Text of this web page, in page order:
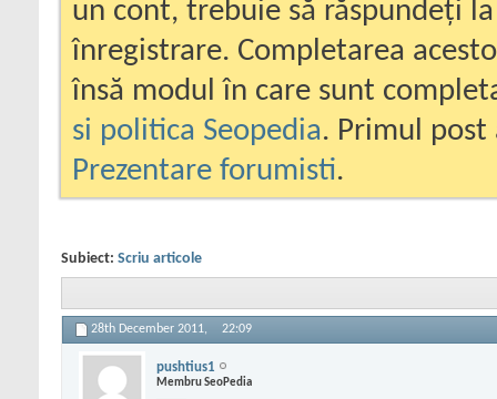
un cont, trebuie să răspundeți
înregistrare. Completarea
însă modul în care sunt
si politica Seopedia. Primul
Prezentare forumisti.
Subiect: Scriu articole
28th December 2011, 22:09
pushtius1
Membru SeoPedia